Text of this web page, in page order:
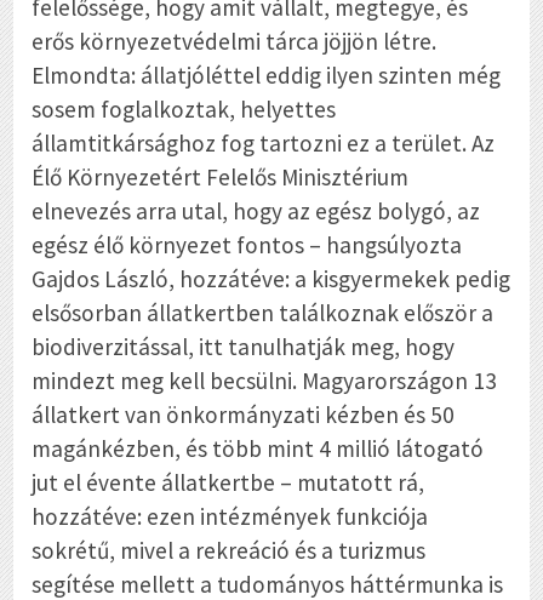
felelőssége, hogy amit vállalt, megtegye, és
erős környezetvédelmi tárca jöjjön létre.
Elmondta: állatjóléttel eddig ilyen szinten még
sosem foglalkoztak, helyettes
államtitkársághoz fog tartozni ez a terület. Az
Élő Környezetért Felelős Minisztérium
elnevezés arra utal, hogy az egész bolygó, az
egész élő környezet fontos – hangsúlyozta
Gajdos László, hozzátéve: a kisgyermekek pedig
elsősorban állatkertben találkoznak először a
biodiverzitással, itt tanulhatják meg, hogy
mindezt meg kell becsülni. Magyarországon 13
állatkert van önkormányzati kézben és 50
magánkézben, és több mint 4 millió látogató
jut el évente állatkertbe – mutatott rá,
hozzátéve: ezen intézmények funkciója
sokrétű, mivel a rekreáció és a turizmus
segítése mellett a tudományos háttérmunka is